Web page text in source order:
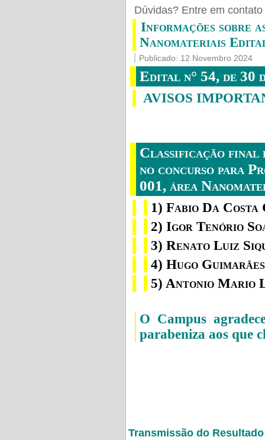
Dúvidas? Entre em
Informações sobre
Nanomateriais
Publicado: 12 Novembro 2024
Edital n° 54, de 30
AVISOS
Classificação final
no concurso para
001, área
1) Fabio Da
2) Igor Tenório
3) Renato Luiz
4) Hugo
5) Antonio Mario
O Campus
parabeniza aos que
Transmissão do